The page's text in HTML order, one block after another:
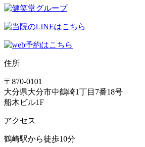
住所
〒870-0101
大分県大分市中鶴崎1丁目7番18号
船木ビル1F
アクセス
鶴崎駅から徒歩10分